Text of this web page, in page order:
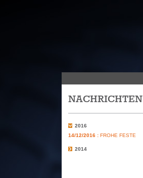
NACHRICHTEN
2016
14/12/2016 : FROHE FESTE
2014